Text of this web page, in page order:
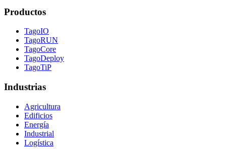
Productos
TagoIO
TagoRUN
TagoCore
TagoDeploy
TagoTiP
Industrias
Agricultura
Edificios
Energía
Industrial
Logística